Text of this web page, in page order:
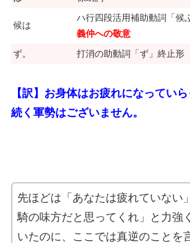
候は
ハ行四段活用補助動詞「候
義仲への敬意
ず。
打消の助動詞「ず」終止形
【訳】お身体はお疲れになってい
続く軍勢はございません。
先ほどは「あなたは疲れていない
騎の味方だと思ってくれ」と力強
いたのに、ここでは真逆のことを